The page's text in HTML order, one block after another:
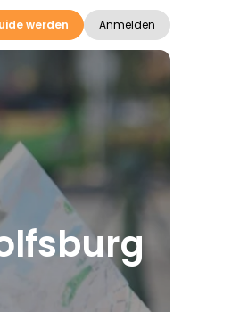
werden Anmelden